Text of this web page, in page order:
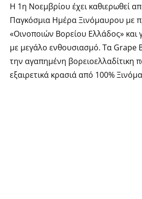
Η 1η Νοεμβρίου έχει καθιερωθεί
Παγκόσμια Ημέρα Ξινόμαυρου με
«Οινοποιών Βορείου Ελλάδος» και
με μεγάλο ενθουσιασμό. Τα Grape
την αγαπημένη βορειοελλαδίτικη
εξαιρετικά κρασιά από 100%